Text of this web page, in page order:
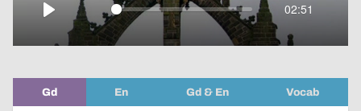
Play
02:51
Gd En Gd & En Vocab